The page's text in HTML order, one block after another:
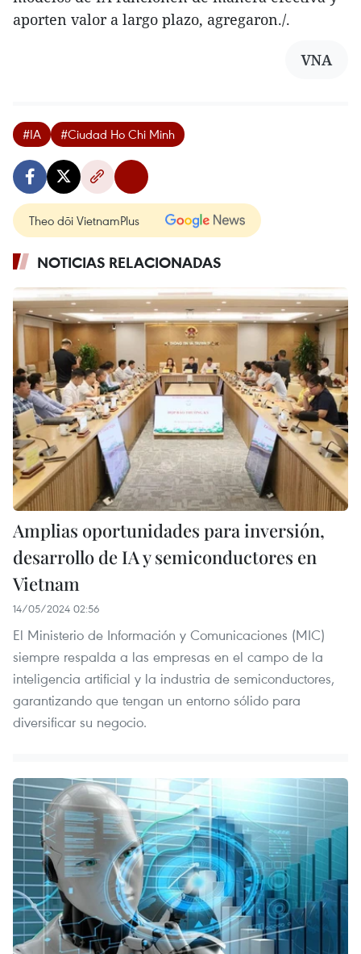
aporten valor a largo plazo, agregaron./.
VNA
#IA #Ciudad Ho Chi Minh
Theo dõi VietnamPlus
NOTICIAS RELACIONADAS
Amplias oportunidades para inversión,
desarrollo de IA y semiconductores en
Vietnam
14/05/2024 02:56
El Ministerio de Información y Comunicaciones (MIC)
siempre respalda a las empresas en el campo de la
inteligencia artificial y la industria de semiconductores,
garantizando que tengan un entorno sólido para
diversificar su negocio.